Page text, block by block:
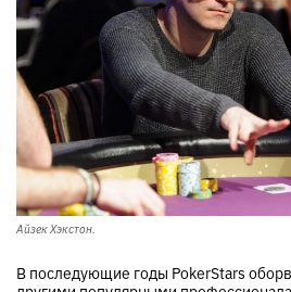
Айзек Хэкстон.
В последующие годы PokerStars